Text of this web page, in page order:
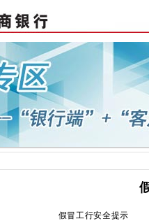
假冒工行安全提示